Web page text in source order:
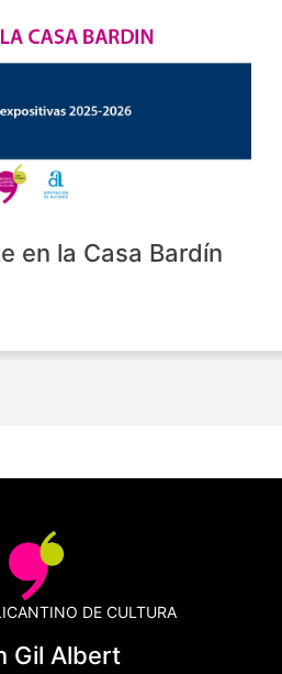
en la Casa Bardín
DE CULTURA
Gil Albert